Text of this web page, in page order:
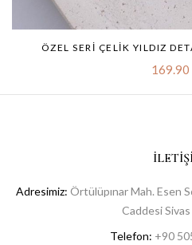
ÖZEL SERI ÇELIK YILDIZ
169.90
Adresimiz: Örtülüpınar Mah. Esen
Caddesi
Telefon: +90